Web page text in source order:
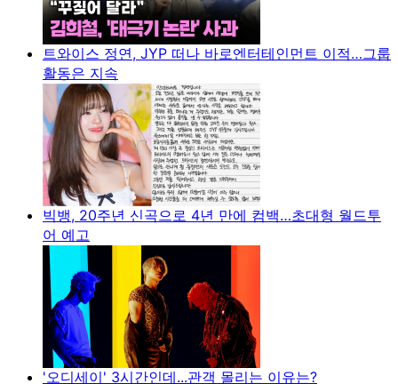
트와이스 정연, JYP 떠나 바로엔터테인먼트 이적…그룹
활동은 지속
빅뱅, 20주년 신곡으로 4년 만에 컴백…초대형 월드투
어 예고
'오디세이' 3시간인데...관객 몰리는 이유는?